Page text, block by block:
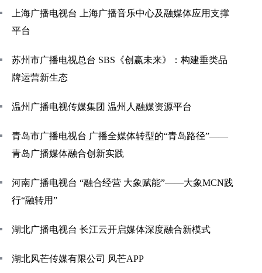
上海广播电视台 上海广播音乐中心及融媒体应用支撑
平台
苏州市广播电视总台 SBS《创赢未来》：构建垂类品
牌运营新生态
温州广播电视传媒集团 温州人融媒资源平台
青岛市广播电视台 广播全媒体转型的“青岛路径”——
青岛广播媒体融合创新实践
河南广播电视台 “融合经营 大象赋能”——大象MCN践
行“融转用”
湖北广播电视台 长江云开启媒体深度融合新模式
湖北风芒传媒有限公司 风芒APP